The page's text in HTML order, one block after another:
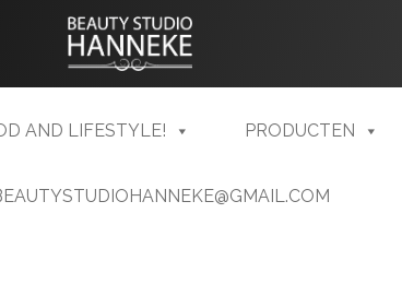
AND LIFESTYLE! PRODUCTEN